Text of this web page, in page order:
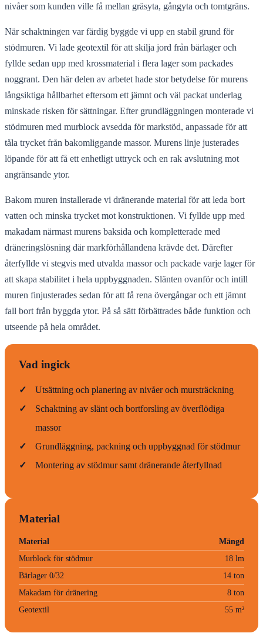
nivåer som kunden ville få mellan gräsyta, gångyta och tomtgräns.
När schaktningen var färdig byggde vi upp en stabil grund för
stödmuren. Vi lade geotextil för att skilja jord från bärlager och
fyllde sedan upp med krossmaterial i flera lager som packades
noggrant. Den här delen av arbetet hade stor betydelse för murens
långsiktiga hållbarhet eftersom ett jämnt och väl packat underlag
minskade risken för sättningar. Efter grundläggningen monterade vi
stödmuren med murblock avsedda för markstöd, anpassade för att
tåla trycket från bakomliggande massor. Murens linje justerades
löpande för att få ett enhetligt uttryck och en rak avslutning mot
angränsande ytor.
Bakom muren installerade vi dränerande material för att leda bort
vatten och minska trycket mot konstruktionen. Vi fyllde upp med
makadam närmast murens baksida och kompletterade med
dräneringslösning där markförhållandena krävde det. Därefter
återfyllde vi stegvis med utvalda massor och packade varje lager för
att skapa stabilitet i hela uppbyggnaden. Slänten ovanför och intill
muren finjusterades sedan för att få rena övergångar och ett jämnt
fall bort från byggda ytor. På så sätt förbättrades både funktion och
utseende på hela området.
Vad ingick
✓
Utsättning och planering av nivåer och mursträckning
✓
Schaktning av slänt och bortforsling av överflödiga
massor
✓
Grundläggning, packning och uppbyggnad för stödmur
✓
Montering av stödmur samt dränerande återfyllnad
Material
Material
Mängd
Murblock för stödmur
18 lm
Bärlager 0/32
14 ton
Makadam för dränering
8 ton
Geotextil
55 m²